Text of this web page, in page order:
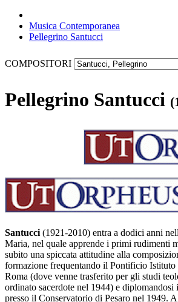
Musica Contemporanea
Pellegrino Santucci
COMPOSITORI
Pellegrino Santucci
Santucci(1921-2010) entra a dodici anni
Maria, nel quale apprende i primi rudimenti
subito una spiccata attitudine alla
formazione frequentando il Pontificio Istituto
Roma (dove venne trasferito per gli studi
ordinato sacerdote nel 1944) e diplomandosi
presso il Conservatorio di Pesaro nel 1949.